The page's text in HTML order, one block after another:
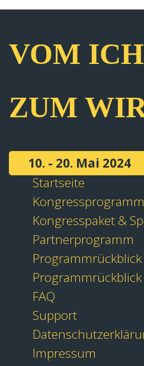
VOM ICH
ZUM
10. - 20. Mai 2024
Startseite
Kongressprogramm
Kongresspaket &
Partnerprogramm
Programmrückblick
Programmrückblick
FAQ
Support
Impressum